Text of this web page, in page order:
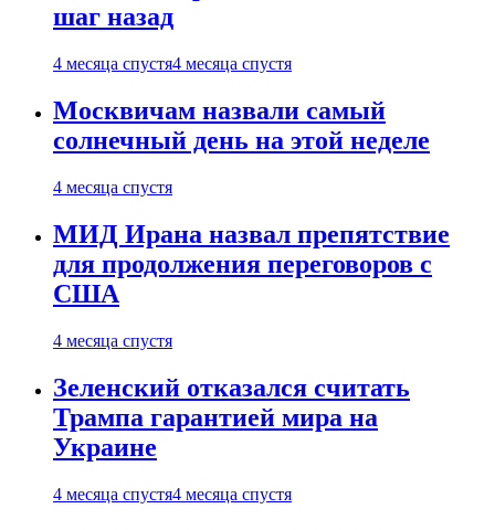
шаг назад
4 месяца спустя4 месяца спустя
Москвичам назвали самый
солнечный день на этой неделе
4 месяца спустя
МИД Ирана назвал препятствие
для продолжения переговоров с
США
4 месяца спустя
Зеленский отказался считать
Трампа гарантией мира на
Украине
4 месяца спустя4 месяца спустя